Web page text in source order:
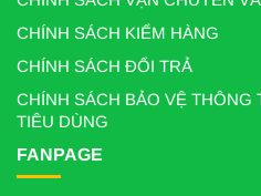
CHÍNH SÁCH KIỂM HÀNG
CHÍNH SÁCH ĐỔI TRẢ
CHÍNH SÁCH BẢO VỆ THÔNG
TIÊU DÙNG
FANPAGE